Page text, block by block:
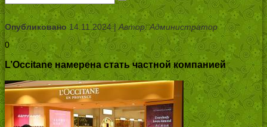
Опубликовано14.11.2024 | Автор: Администратор
0
L’Occitane намерена стать частной компанией